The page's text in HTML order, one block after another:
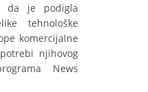
da je podigla
tehnološke
komercijalne
njihovog
News